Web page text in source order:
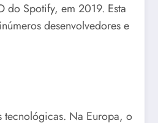
do Spotify, em 2019. Esta
desenvolvedores e
tecnológicas. Na Europa, o